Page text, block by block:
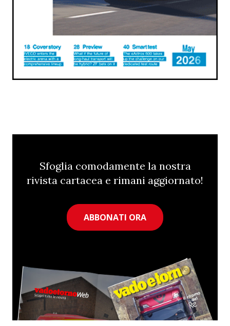
Sfoglia comodamente la nostra
rivista cartacea e rimani aggiornato!
ABBONATI ORA